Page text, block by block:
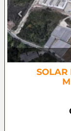
SOLAR